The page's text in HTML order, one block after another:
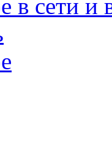
в сети и